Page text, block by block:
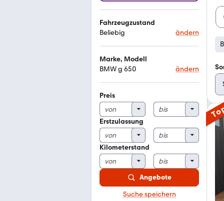
Fahrzeugzustand
Beliebig
ändern
Marke, Modell
BMW g 650
ändern
Preis
Erstzulassung
Kilometerstand
Angebote
Suche speichern